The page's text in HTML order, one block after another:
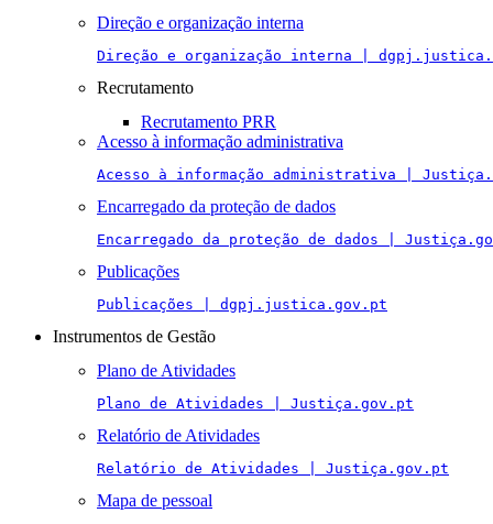
Direção e organização interna
Direção e organização interna |
Recrutamento
Recrutamento PRR
Acesso à informação administrativa
Acesso à informação administrativa |
Encarregado da proteção de dados
Encarregado da proteção de dados |
Publicações
Publicações | dgpj.justica.gov.pt
Instrumentos de Gestão
Plano de Atividades
Plano de Atividades | Justiça.gov.pt
Relatório de Atividades
Relatório de Atividades | Justiça.gov.pt
Mapa de pessoal